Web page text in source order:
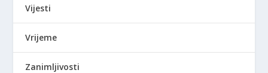
Vijesti
Vrijeme
Zanimljivosti